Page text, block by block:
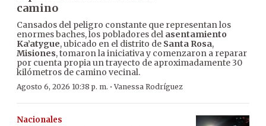
camino
Cansados del peligro constante que representan los
enormes baches, los pobladores del asentamiento
Ka’atygue, ubicado en el distrito de Santa Rosa,
Misiones, tomaron la iniciativa y comenzaron a reparar
por cuenta propia un trayecto de aproximadamente 30
kilómetros de camino vecinal.
Agosto 6, 2026 10:38 p. m. ·Vanessa Rodríguez
Nacionales